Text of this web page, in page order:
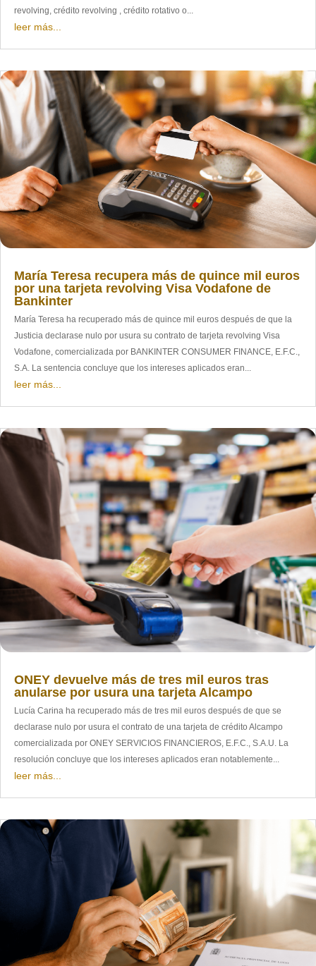
revolving, crédito revolving , crédito rotativo o...
leer más...
María Teresa recupera más de quince mil euros
por una tarjeta revolving Visa Vodafone de
Bankinter
María Teresa ha recuperado más de quince mil euros después de que la
Justicia declarase nulo por usura su contrato de tarjeta revolving Visa
Vodafone, comercializada por BANKINTER CONSUMER FINANCE, E.F.C.,
S.A. La sentencia concluye que los intereses aplicados eran...
leer más...
ONEY devuelve más de tres mil euros tras
anularse por usura una tarjeta Alcampo
Lucía Carina ha recuperado más de tres mil euros después de que se
declarase nulo por usura el contrato de una tarjeta de crédito Alcampo
comercializada por ONEY SERVICIOS FINANCIEROS, E.F.C., S.A.U. La
resolución concluye que los intereses aplicados eran notablemente...
leer más...